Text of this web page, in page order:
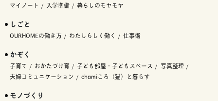
マイノート
入学準備 暮らしのモヤモヤ
しごと
OURHOMEの働き方 わたしらしく働く 仕事術
かぞく
子育て おかたづけ育 子ども部屋・子どもスペース
写真整理
夫婦コミュニケーション
chamiころ（猫）と暮らす
モノづくり